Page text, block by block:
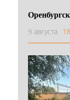
9 августа